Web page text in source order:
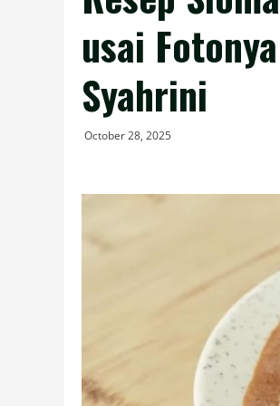
usai
Syahrini
October 28, 2025